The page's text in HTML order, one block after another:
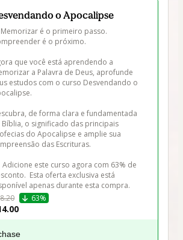
o Apocalipse
é o primeiro passo.
é o próximo.
que você está aprendendo a
a Palavra de Deus, aprofunde
estudos com o curso Desvendando o
de forma clara e fundamentada
Bíblia, o significado das principais
do Apocalipse e amplie sua
das Escrituras.
Adicione este curso agora com 63% de
Esta oferta exclusiva está
63%